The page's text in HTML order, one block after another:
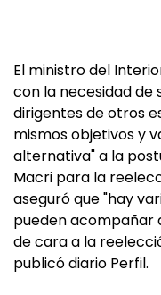
El ministro del
con la necesidad de
dirigentes de otros
mismos objetivos y
alternativa" a la
Macri para la
aseguró que "hay
pueden acompañar
de cara a la
publicó diario Perfil.